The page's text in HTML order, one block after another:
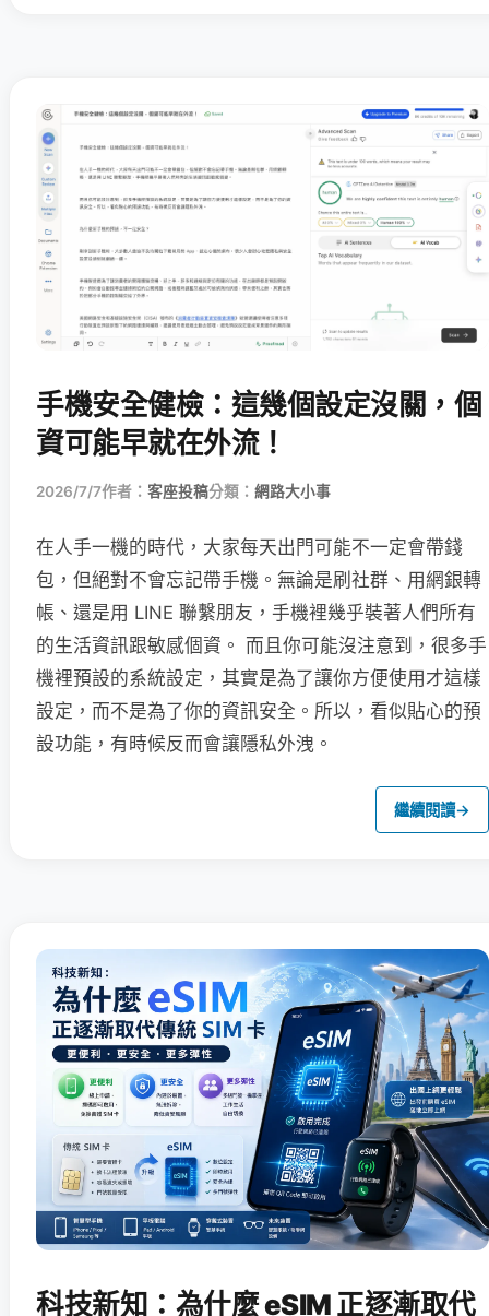
手機安全健檢：這幾個設定沒關，個
資可能早就在外流！
2026/7/7作者： 客座投稿分類： 網路大小事
在人手一機的時代，大家每天出門可能不一定會帶錢
包，但絕對不會忘記帶手機。無論是刷社群、用網銀轉
帳、還是用 LINE 聯繫朋友，手機裡幾乎裝著人們所有
的生活資訊跟敏感個資。 而且你可能沒注意到，很多手
機裡預設的系統設定，其實是為了讓你方便使用才這樣
設定，而不是為了你的資訊安全。所以，看似貼心的預
設功能，有時候反而會讓隱私外洩。
繼續閱讀→
科技新知：為什麼 eSIM 正逐漸取代